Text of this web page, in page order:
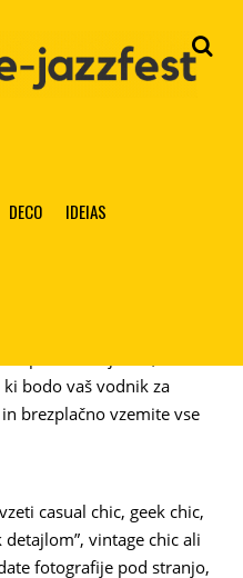
DECO IDEIAS
se zanjo vložila veliko
bodo vaš vodnik za
brezplačno vzemite vse
casual chic, geek chic,
vintage chic ali
fotografije pod stranjo,